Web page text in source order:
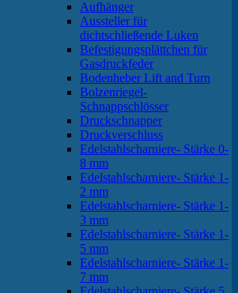
Aufhänger
Aussteller für
dichtschließende Luken
Befestigungsplättchen für
Gasdruckfeder
Bodenheber Lift and Turn
Bolzenriegel-
Schnappschlösser
Druckschnapper
Druckverschluss
Edelstahlscharniere- Stärke 0-
8 mm
Edelstahlscharniere- Stärke 1-
2 mm
Edelstahlscharniere- Stärke 1-
3 mm
Edelstahlscharniere- Stärke 1-
5 mm
Edelstahlscharniere- Stärke 1-
7 mm